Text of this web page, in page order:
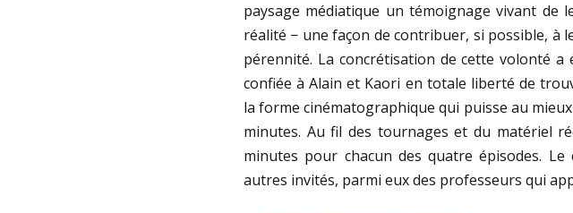
paysage médiatique un témoignage vivant de
réalité − une façon de contribuer, si possible, à
pérennité. La concrétisation de cette volonté a
confiée à Alain et Kaori en totale liberté de
la forme cinématographique qui puisse au
minutes. Au fil des tournages et du matériel
minutes pour chacun des quatre épisodes.
autres invités, parmi eux des professeurs qui